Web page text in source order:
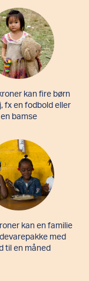
kan fire børn
fx en fodbold eller
en bamse
kan en familie
med
til en måned